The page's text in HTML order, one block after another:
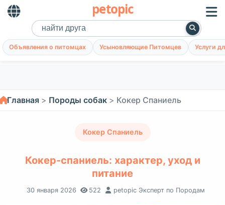
petopic
Объявления о питомцах Усыновляющие Питомцев Услуги
Главная Породы собак Кокер Спаниель
Кокер Спаниель
Кокер-спаниель: характер, уход и
питание
30 января 2026 522 petopic Эксперт по Породам